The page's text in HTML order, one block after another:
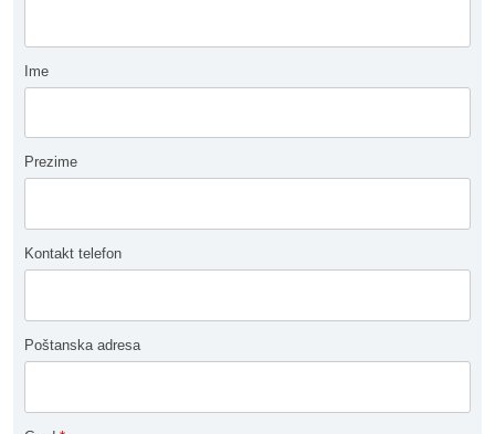
Ime
Prezime
Kontakt telefon
Poštanska adresa